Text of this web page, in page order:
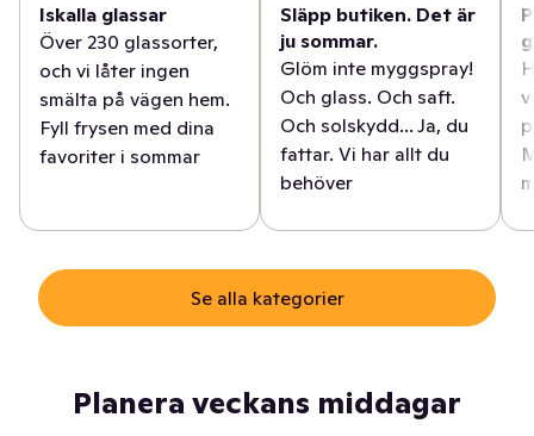
Iskalla glassar
Över 230 glassorter,
och vi låter ingen
smälta på vägen hem.
Fyll frysen med dina
favoriter i sommar
Släpp butiken. Det är
ju sommar.
Glöm inte myggspray!
Och glass. Och saft.
Och solskydd... Ja, du
fattar. Vi har allt du
behöver
Se alla kategorier
Planera veckans middagar